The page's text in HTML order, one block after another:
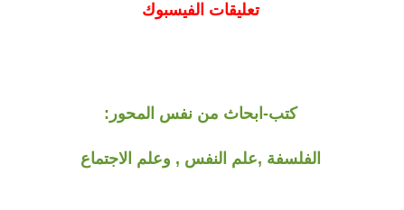
تعليقات الفيسبوك
كتب-ابحاث من نفس المحور:
الفلسفة ,علم النفس , وعلم الاجتماع